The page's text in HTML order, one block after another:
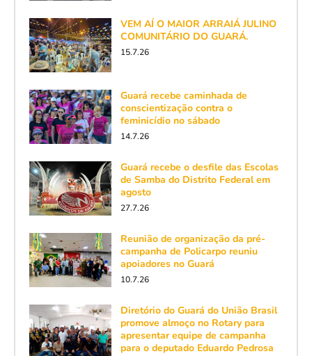
VEM AÍ O MAIOR ARRAIÁ JULINO
COMUNITÁRIO DO GUARÁ.
15.7.26
Guará recebe caminhada de
conscientização contra o
feminicídio no sábado
14.7.26
Guará recebe o desfile das Escolas
de Samba do Distrito Federal em
agosto
27.7.26
Reunião de organização da pré-
campanha de Policarpo reuniu
apoiadores no Guará
10.7.26
Diretório do Guará do União Brasil
promove almoço no Rotary para
apresentar equipe de campanha
para o deputado Eduardo Pedrosa